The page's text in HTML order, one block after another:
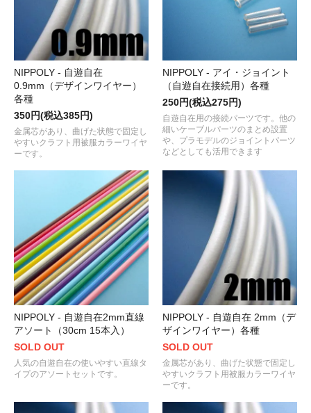
NIPPOLY - 自遊自在
0.9mm（デザインワイヤー）
各種
350円(税込385円)
金属芯があり、曲げた状態で固定し
やすいクラフト用被服カラーワイヤ
ーです。
NIPPOLY - アイ・ジョイント
（自遊自在接続用）各種
250円(税込275円)
自遊自在用の接続パーツです。他の
細いケーブルパーツのまとめ設置
や、プラモデルのジョイントパーツ
などとしても活用できます
NIPPOLY - 自遊自在2mm直線
アソート（30cm 15本入）
SOLD OUT
人気の自遊自在の使いやすい直線タ
イプのアソートセットです。
NIPPOLY - 自遊自在 2mm（デ
ザインワイヤー）各種
SOLD OUT
金属芯があり、曲げた状態で固定し
やすいクラフト用被服カラーワイヤ
ーです。